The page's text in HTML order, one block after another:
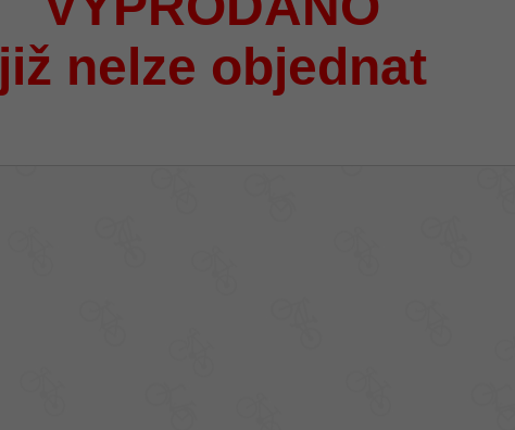
již nelze objednat